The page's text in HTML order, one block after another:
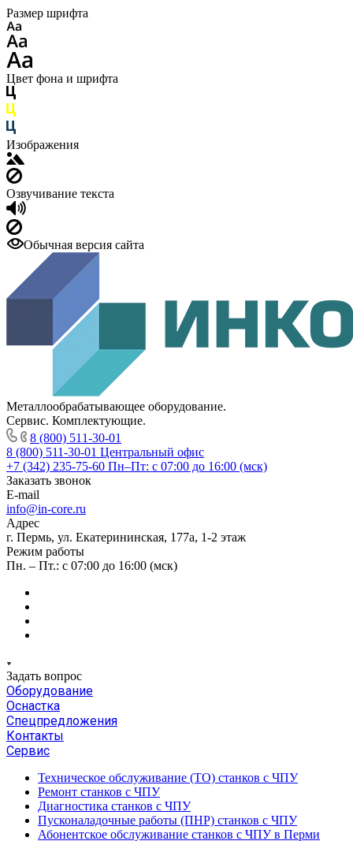
Размер шрифта
Цвет фона и шрифта
Изображения
Озвучивание текста
Обычная версия сайта
Металлообрабатывающее оборудование.
Сервис. Комплектующие.
8 (800) 511-30-01
8 (800) 511-30-01 Центральный офис
+7 (342) 235-75-60 Пн–Пт: с 07:00 до 16:00 (мск)
Заказать звонок
E-mail
info@in-core.ru
Адрес
г. Пермь, ул. ​Екатерининская, 177а, ​1-2 этаж
Режим работы
Пн. – Пт.: с 07:00 до 16:00 (мск)
Задать вопрос
Оборудование
Оснастка
Спецпредложения
Контакты
Сервис
Техническое обслуживание (ТО) станков с ЧПУ
Ремонт станков с ЧПУ
Диагностика станков с ЧПУ
Пусконаладочные работы (ПНР) станков с ЧПУ
Абонентское обслуживание станков с ЧПУ в Перми